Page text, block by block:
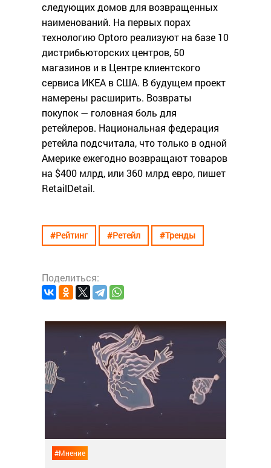
следующих домов для возвращенных
наименований. На первых порах
технологию Optoro реализуют на базе 10
дистрибьюторских центров, 50
магазинов и в Центре клиентского
сервиса ИКЕА в США. В будущем проект
намерены расширить. Возвраты
покупок — головная боль для
ретейлеров. Национальная федерация
ретейла подсчитала, что только в одной
Америке ежегодно возвращают товаров
на $400 млрд, или 360 млрд евро, пишет
RetailDetail.
#Рейтинг #Ретейл #Тренды
Поделиться:
#Мнение